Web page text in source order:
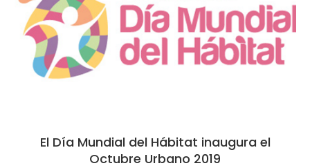
El Día Mundial del Hábitat inaugura el
Octubre Urbano 2019